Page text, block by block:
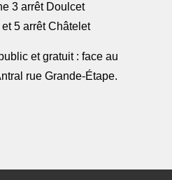
3 arrêt Doulcet
et 5 arrêt Châtelet
et gratuit : face au
rue Grande-Étape.